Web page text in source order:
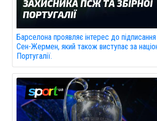
Барселона проявляє інтерес до
Сен-Жермен, який також виступає за
Португалії.